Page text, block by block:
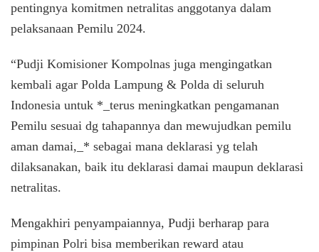
pentingnya komitmen netralitas anggotanya dalam
pelaksanaan Pemilu 2024.
“Pudji Komisioner Kompolnas juga mengingatkan
kembali agar Polda Lampung & Polda di seluruh
Indonesia untuk *_terus meningkatkan pengamanan
Pemilu sesuai dg tahapannya dan mewujudkan pemilu
aman damai,_* sebagai mana deklarasi yg telah
dilaksanakan, baik itu deklarasi damai maupun deklarasi
netralitas.
Mengakhiri penyampaiannya, Pudji berharap para
pimpinan Polri bisa memberikan reward atau